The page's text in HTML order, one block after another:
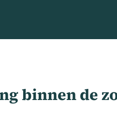
binnen de